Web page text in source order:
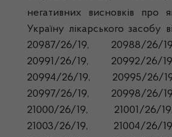
негативних висновків про
Україну лікарського
20987/26/19, 20988/26/
20991/26/19, 20992/26/
20994/26/19, 20995/26/
20997/26/19, 20998/26/
21000/26/19, 21001/26/
21003/26/19, 21004/26/